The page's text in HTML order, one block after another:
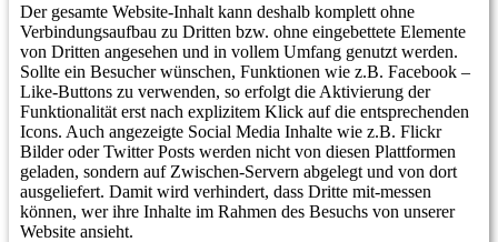
Der gesamte Website-Inhalt kann deshalb komplett ohne
Verbindungsaufbau zu Dritten bzw. ohne eingebettete Elemente
von Dritten angesehen und in vollem Umfang genutzt werden.
Sollte ein Besucher wünschen, Funktionen wie z.B. Facebook –
Like-Buttons zu verwenden, so erfolgt die Aktivierung der
Funktionalität erst nach explizitem Klick auf die entsprechenden
Icons. Auch angezeigte Social Media Inhalte wie z.B. Flickr
Bilder oder Twitter Posts werden nicht von diesen Plattformen
geladen, sondern auf Zwischen-Servern abgelegt und von dort
ausgeliefert. Damit wird verhindert, dass Dritte mit-messen
können, wer ihre Inhalte im Rahmen des Besuchs von unserer
Website ansieht.